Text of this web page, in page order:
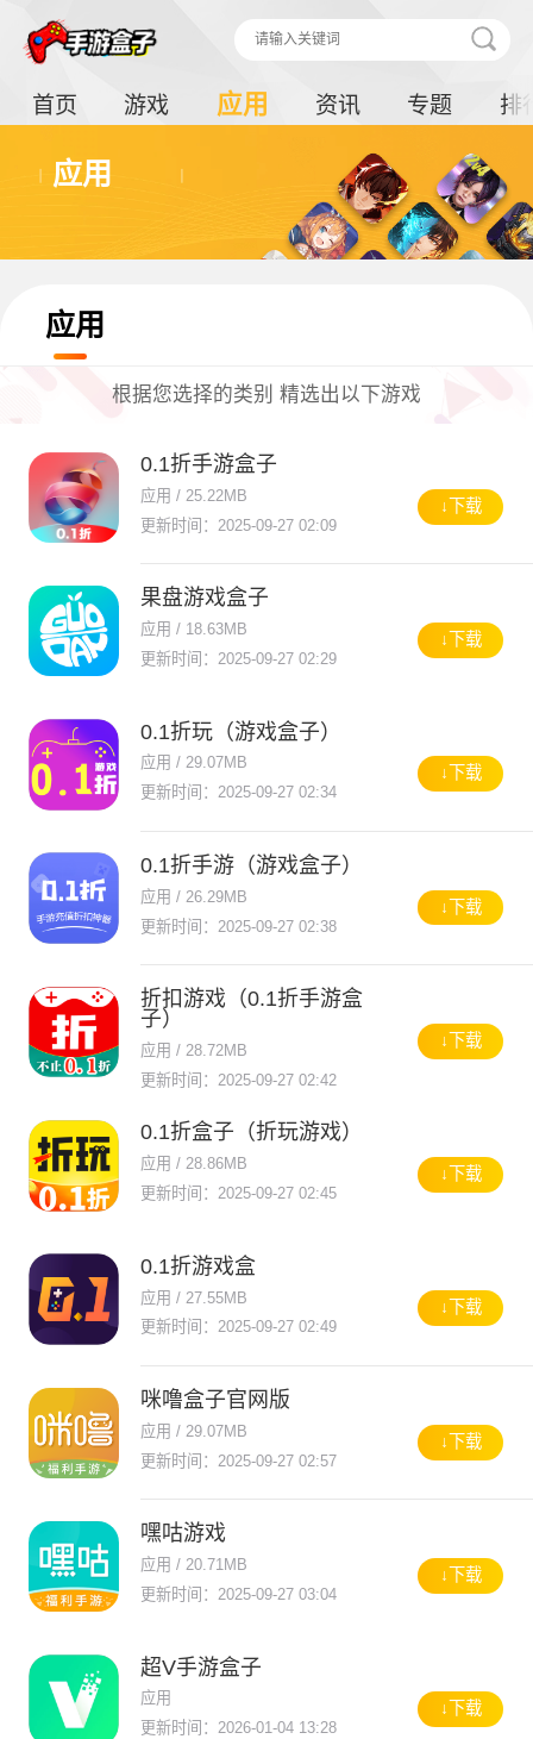
首页 游戏 应用 资讯 专题 排
应用
应用
根据您选择的类别 精选出以下游戏
0.1折手游盒子
应用 / 25.22MB
更新时间：2025-09-27 02:09
↓下载
果盘游戏盒子
应用 / 18.63MB
更新时间：2025-09-27 02:29
↓下载
0.1折玩（游戏盒子）
应用 / 29.07MB
更新时间：2025-09-27 02:34
↓下载
0.1折手游（游戏盒子）
应用 / 26.29MB
更新时间：2025-09-27 02:38
↓下载
折扣游戏（0.1折手游盒
子）
应用 / 28.72MB
更新时间：2025-09-27 02:42
↓下载
0.1折盒子（折玩游戏）
应用 / 28.86MB
更新时间：2025-09-27 02:45
↓下载
0.1折游戏盒
应用 / 27.55MB
更新时间：2025-09-27 02:49
↓下载
咪噜盒子官网版
应用 / 29.07MB
更新时间：2025-09-27 02:57
↓下载
嘿咕游戏
应用 / 20.71MB
更新时间：2025-09-27 03:04
↓下载
超V手游盒子
应用
更新时间：2026-01-04 13:28
↓下载